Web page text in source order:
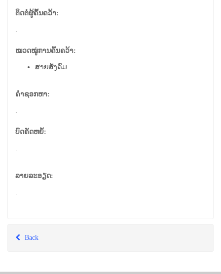
ຕິດຕໍ່ຜູ້ຄົ້ນຄວ້າ:
ໝວດໝູ່ການຄົ້ນຄວ້າ:
ສາຍສັງຄົມ
ຄຳຊອກຫາ:
.
ບົດຄັດຫຍໍ້:
.
ລາຍລະອຽດ:
Back